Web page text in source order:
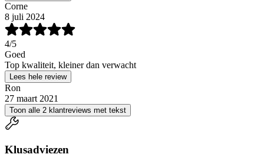
Corne
8 juli 2024
4/5
Goed
Top kwaliteit, kleiner dan verwacht
Lees hele review
Ron
27 maart 2021
Toon alle 2 klantreviews met tekst
Klusadviezen